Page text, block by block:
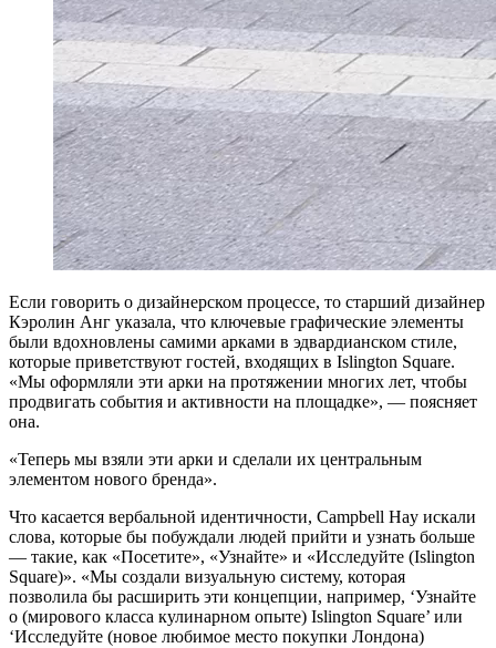
Если говорить о дизайнерском процессе, то старший дизайнер
Кэролин Анг указала, что ключевые графические элементы
были вдохновлены самими арками в эдвардианском стиле,
которые приветствуют гостей, входящих в Islington Square.
«Мы оформляли эти арки на протяжении многих лет, чтобы
продвигать события и активности на площадке», — поясняет
она.
«Теперь мы взяли эти арки и сделали их центральным
элементом нового бренда».
Что касается вербальной идентичности, Campbell Hay искали
слова, которые бы побуждали людей прийти и узнать больше
— такие, как «Посетите», «Узнайте» и «Исследуйте (Islington
Square)». «Мы создали визуальную систему, которая
позволила бы расширить эти концепции, например, ‘Узнайте
о (мирового класса кулинарном опыте) Islington Square’ или
‘Исследуйте (новое любимое место покупки Лондона)